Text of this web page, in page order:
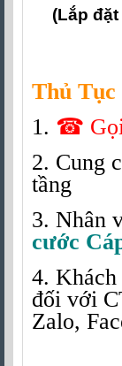
(Lắp
Thủ
1. ☎
2. Cung
tầng
3. Nhân
cước
4.
đối với
Zalo,